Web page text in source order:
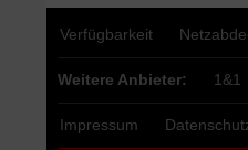
Verfügbarkeit
Weitere Anbieter: 1&1
Impressum